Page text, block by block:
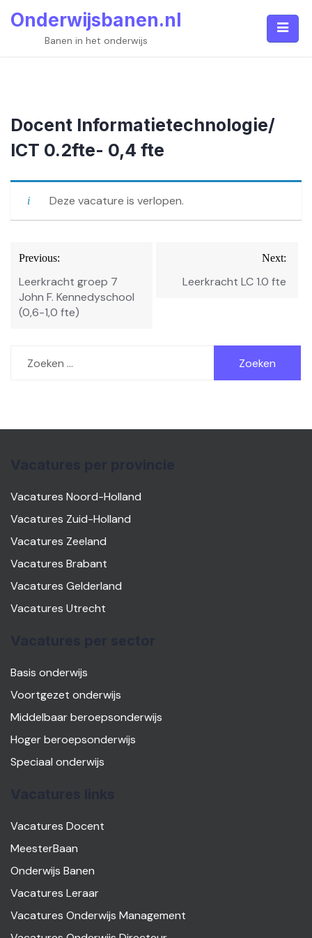
Onderwijsbanen.nl
Banen in het onderwijs
Docent Informatietechnologie/
ICT 0.2fte- 0,4 fte
Deze vacature is verlopen.
Bericht
navigatie
Previous:
Leerkracht groep 7
John F. Kennedyschool
(0,6-1,0 fte)
Next:
Leerkracht LC 1.0 fte
naar:
Vacatures Noord-Holland
Vacatures Zuid-Holland
Vacatures Zeeland
Vacatures Brabant
Vacatures Gelderland
Vacatures Utrecht
Basis onderwijs
Voortgezet onderwijs
Middelbaar beroepsonderwijs
Hoger beroepsonderwijs
Speciaal onderwijs
Vacatures Docent
MeesterBaan
Onderwijs Banen
Vacatures Leraar
Vacatures Onderwijs Management